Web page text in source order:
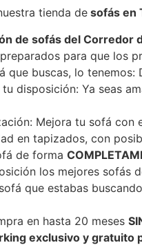
tienda desofás en
de sofás del Corredor
preparados para que los
que buscas, lo
disposición: Ya seas
Mejora tu sofá
en tapizados, con
de forma
los mejores sofás
que estabas
en hasta 20 meses
exclusivo y gratuito